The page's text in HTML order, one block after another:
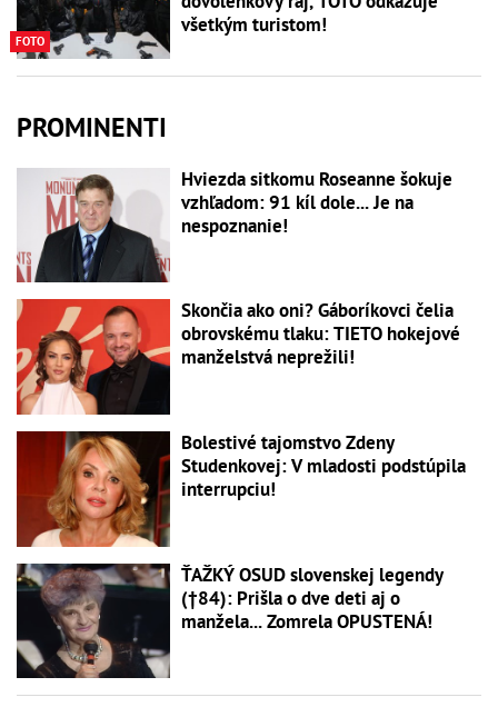
FOTO
všetkým turistom!
PROMINENTI
Hviezda sitkomu Roseanne šokuje
vzhľadom: 91 kíl dole... Je na
nespoznanie!
Skončia ako oni? Gáboríkovci čelia
obrovskému tlaku: TIETO hokejové
manželstvá neprežili!
Bolestivé tajomstvo Zdeny
Studenkovej: V mladosti podstúpila
interrupciu!
ŤAŽKÝ OSUD slovenskej legendy
(†84): Prišla o dve deti aj o
manžela... Zomrela OPUSTENÁ!